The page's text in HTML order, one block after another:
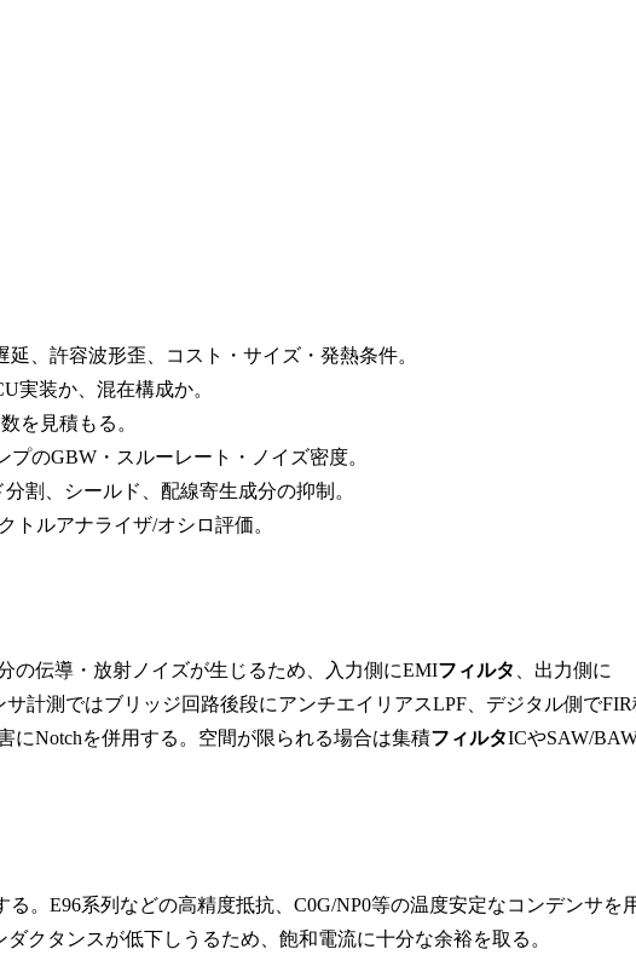
、許容波形歪、コスト・サイズ・発熱条件。
実装か、混在構成か。
を見積もる。
のGBW・スルーレート・ノイズ密度。
割、シールド、配線寄生成分の抑制。
トルアナライザ/オシロ評価。
の伝導・放射ノイズが生じるため、入力側にEMIフィルタ 、出力側に
サ計測ではブリッジ回路後段にアンチエイリアスLPF、デジタル側でFIR
にNotchを併用する。空間が限られる場合は集積フィルタICやSAW/
。E96系列などの高精度抵抗、C0G/NP0等の温度安定なコンデンサを
クタンスが低下しうるため、飽和電流に十分な余裕を取る。